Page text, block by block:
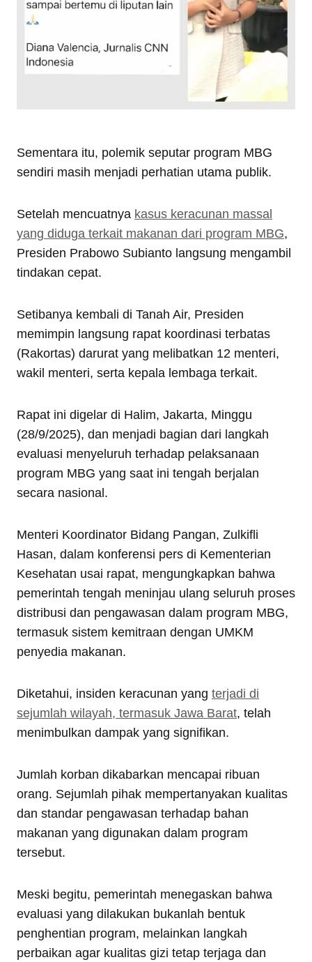
Sementara itu, polemik seputar program MBG
sendiri masih menjadi perhatian utama publik.
Setelah mencuatnya kasus keracunan massal
yang diduga terkait makanan dari program MBG,
Presiden Prabowo Subianto langsung mengambil
tindakan cepat.
Setibanya kembali di Tanah Air, Presiden
memimpin langsung rapat koordinasi terbatas
(Rakortas) darurat yang melibatkan 12 menteri,
wakil menteri, serta kepala lembaga terkait.
Rapat ini digelar di Halim, Jakarta, Minggu
(28/9/2025), dan menjadi bagian dari langkah
evaluasi menyeluruh terhadap pelaksanaan
program MBG yang saat ini tengah berjalan
secara nasional.
Menteri Koordinator Bidang Pangan, Zulkifli
Hasan, dalam konferensi pers di Kementerian
Kesehatan usai rapat, mengungkapkan bahwa
pemerintah tengah meninjau ulang seluruh proses
distribusi dan pengawasan dalam program MBG,
termasuk sistem kemitraan dengan UMKM
penyedia makanan.
Diketahui, insiden keracunan yang terjadi di
sejumlah wilayah, termasuk Jawa Barat, telah
menimbulkan dampak yang signifikan.
Jumlah korban dikabarkan mencapai ribuan
orang. Sejumlah pihak mempertanyakan kualitas
dan standar pengawasan terhadap bahan
makanan yang digunakan dalam program
tersebut.
Meski begitu, pemerintah menegaskan bahwa
evaluasi yang dilakukan bukanlah bentuk
penghentian program, melainkan langkah
perbaikan agar kualitas gizi tetap terjaga dan